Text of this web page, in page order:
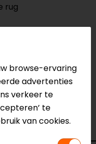
rug
dit product?
kom langs in één
aan den IJssel,
In de winkels kun je
staan onze
met advies.
onderkleding.
browse-ervaring
advertenties
verkeer te
te
van cookies.